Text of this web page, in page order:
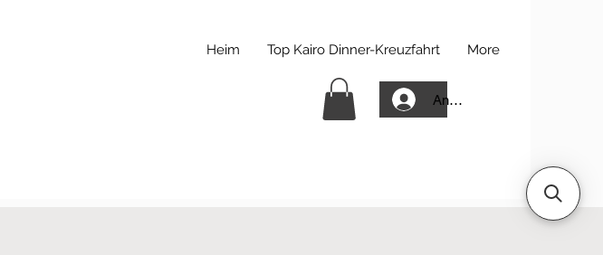
Heim Top Kairo Dinner-Kreuzfahrt More
Anmelden